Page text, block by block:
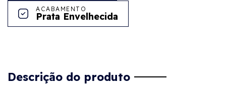
ACABAMENTO
Prata Envelhecida
Descrição do produto